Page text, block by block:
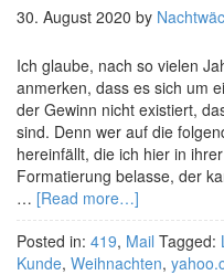
30. August 2020 by
Ich glaube, nach so vielen
anmerken, dass es sich um
der Gewinn nicht existiert,
sind. Denn wer auf die
hereinfällt, die ich hier in
Formatierung belasse, der
… [Read more…]
Posted in: 419, Mail Tagged:
Kunde, Weihnachten,